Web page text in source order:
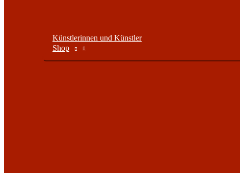
Künstlerinnen und Künstler
Shop